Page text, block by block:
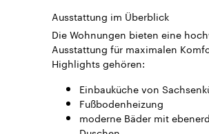
Ausstattung im Überblick
Die Wohnungen bieten eine
Ausstattung für maximalen
Highlights gehören:
Einbauküche von
Fußbodenheizung
moderne Bäder mit